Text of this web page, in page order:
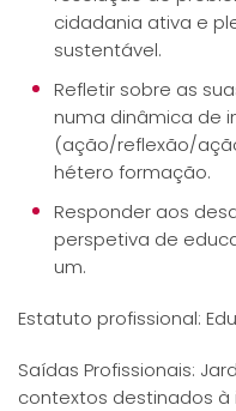
cidadania ativa e
sustentável.
Refletir sobre as
numa dinâmica de
(ação/reflexão/
hétero formação.
Responder aos
perspetiva de
um.
Estatuto profissional:
Saídas Profissionais:
contextos destinados à